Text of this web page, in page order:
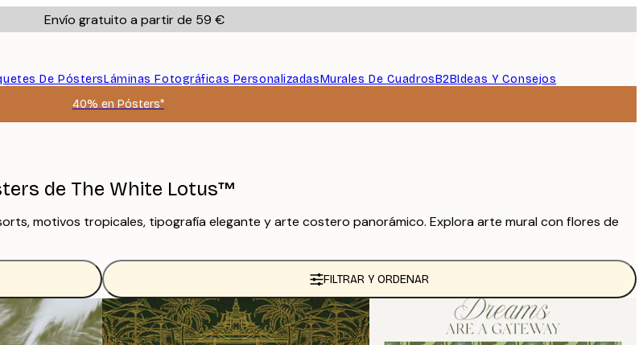
Envío gratuito a partir de 59 €
De PóstersLáminas Fotográficas PersonalizadasMurales De CuadrosB2BIdeas Y Consejos
40% en Pósters*
de The White Lotus™
motivos tropicales, tipografía elegante y arte costero panorámico. Explora arte mural con flores de
FILTRAR Y ORDENAR